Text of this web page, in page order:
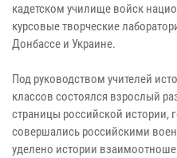
кадетском училище войск
курсовые творческие
Донбассе и Украине.
Под руководством учителей
классов состоялся взрослый
страницы российской истории,
совершались российскими
уделено истории